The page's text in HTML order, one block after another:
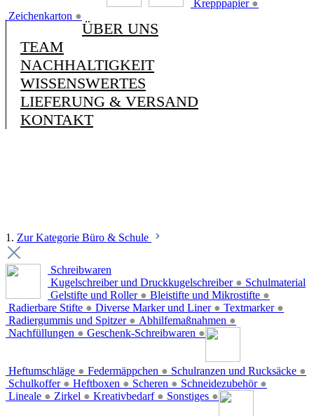
Krepppapier ●
Zeichenkarton ●
ÜBER UNS
TEAM
NACHHALTIGKEIT
WISSENSWERTES
LIEFERUNG & VERSAND
KONTAKT
1. Zur Kategorie Büro & Schule
Schreibwaren
Kugelschreiber und Druckkugelschreiber ●
Gelstifte und Roller ● Bleistifte und Mikrostifte ●
Radierbare Stifte ● Diverse Marker und Liner ● Textmarker ●
Radiergummis und Spitzer ● Abhilfemaßnahmen ●
Nachfüllungen ● Geschenk-Schreibwaren ●
Schulmaterial
Heftumschläge ● Federmäppchen ● Schulranzen und Rucksäcke ●
Schulkoffer ● Heftboxen ● Scheren ● Schneidezubehör ●
Lineale ● Zirkel ● Kreativbedarf ● Sonstiges ●